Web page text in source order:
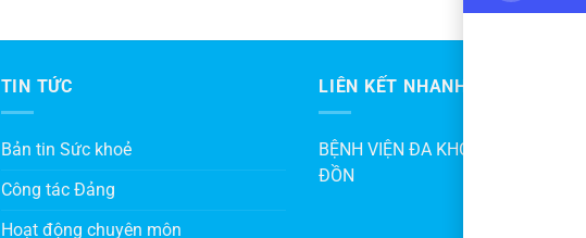
TIN TỨC
Bản tin Sức khoẻ
Công tác Đảng
Hoạt động chuyên môn
LIÊN KẾT NHANH
BỆNH VIỆN ĐA KHOA KHU VỰC VÂN
ĐỒN